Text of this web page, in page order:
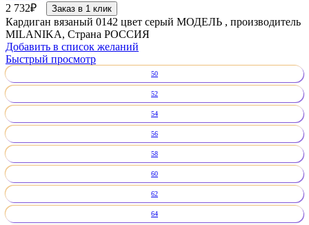
2 732₽ Заказ в 1 клик
Кардиган вязаный 0142 цвет серый МОДЕЛЬ , производитель
MILANIKA, Страна РОССИЯ
Добавить в список желаний
Быстрый просмотр
50
52
54
56
58
60
62
64